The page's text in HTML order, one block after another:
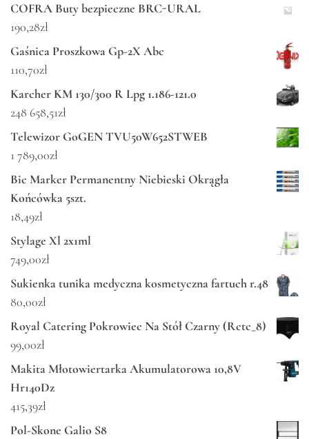
COFRA Buty bezpieczne BRC-URAL
190,28zł
Gaśnica Proszkowa Gp-2X Abc
110,70zł
Karcher KM 130/300 R Lpg 1.186-121.0
248 658,51zł
Telewizor GoGEN TVU50W652STWEB
1 789,00zł
Bic Marker Permanentny Niebieski Okrągła
Końcówka 5szt.
18,49zł
Stylage Xl 2x1ml
749,00zł
Sukienka tunika medyczna kosmetyczna fartuch r.48
80,00zł
Royal Catering Pokrowiec Na Stół Czarny (Rctc_8)
99,00zł
Makita Młotowiertarka Akumulatorowa 10,8V
Hr140Dz
415,39zł
Pol-Skone Galio S8